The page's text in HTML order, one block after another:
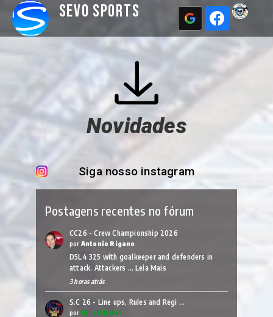
Sevo Sports
Novidades
Siga nosso instagram
Postagens recentes no fórum
CC26 - Crew Championship 2026
por Antonio Rigano
D5L4 325 with goalkeeper and defenders in
attack. Attackers … Leia Mais
3 horas atrás
S.C 26 - Line ups, Rules and Regi …
por DjLsOficial